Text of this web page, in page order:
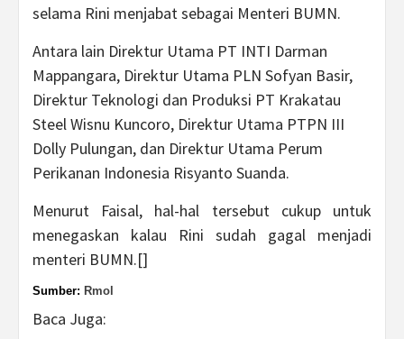
selama Rini menjabat sebagai Menteri BUMN.
Antara lain Direktur Utama PT INTI Darman
Mappangara, Direktur Utama PLN Sofyan Basir,
Direktur Teknologi dan Produksi PT Krakatau
Steel Wisnu Kuncoro, Direktur Utama PTPN III
Dolly Pulungan, dan Direktur Utama Perum
Perikanan Indonesia Risyanto Suanda.
Menurut Faisal, hal-hal tersebut cukup untuk
menegaskan kalau Rini sudah gagal menjadi
menteri BUMN.[]
Sumber: Rmol
Baca Juga: